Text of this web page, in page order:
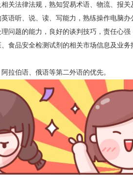
关法律法规，熟知贸易术语、物流、报关
语听、说、读、写能力，熟练操作电脑办
问题的能力，良好的谈判技巧，责任心强
食品安全检测试剂的相关市场信息及业
拉伯语、俄语等第二外语的优先。